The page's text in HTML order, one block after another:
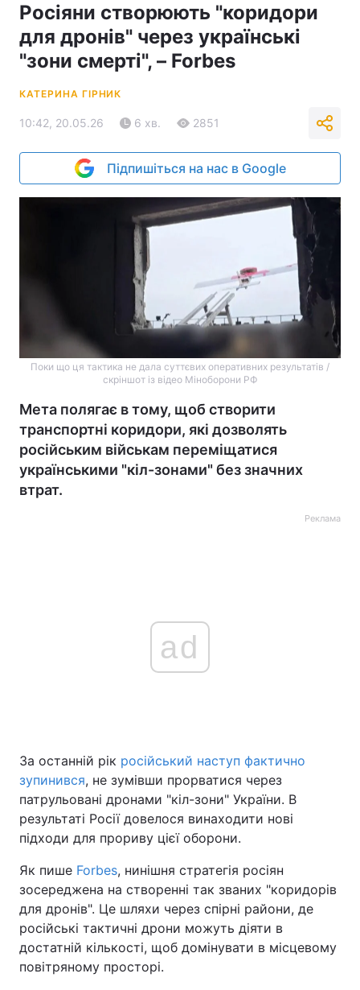
Росіяни створюють "коридори
для дронів" через українські
"зони смерті", – Forbes
КАТЕРИНА ГІРНИК
10:42, 20.05.26 6 хв. 2851
Підпишіться на нас в Google
Поки що ця тактика не дала суттєвих оперативних результатів /
скріншот із відео Міноборони РФ
Мета полягає в тому, щоб створити
транспортні коридори, які дозволять
російським військам переміщатися
українськими "кіл-зонами" без значних
втрат.
Реклама
ad
За останній рік російський наступ фактично
зупинився, не зумівши прорватися через
патрульовані дронами "кіл-зони" України. В
результаті Росії довелося винаходити нові
підходи для прориву цієї оборони.
Як пише Forbes, нинішня стратегія росіян
зосереджена на створенні так званих "коридорів
для дронів". Це шляхи через спірні райони, де
російські тактичні дрони можуть діяти в
достатній кількості, щоб домінувати в місцевому
повітряному просторі.